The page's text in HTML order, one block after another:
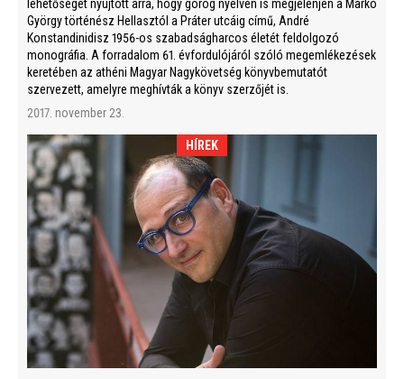
lehetőséget nyújtott arra, hogy görög nyelven is megjelenjen a Markó
György történész Hellasztól a Práter utcáig című, André
Konstandinidisz 1956-os szabadságharcos életét feldolgozó
monográfia. A forradalom 61. évfordulójáról szóló megemlékezések
keretében az athéni Magyar Nagykövetség könyvbemutatót
szervezett, amelyre meghívták a könyv szerzőjét is.
2017. november 23.
HÍREK